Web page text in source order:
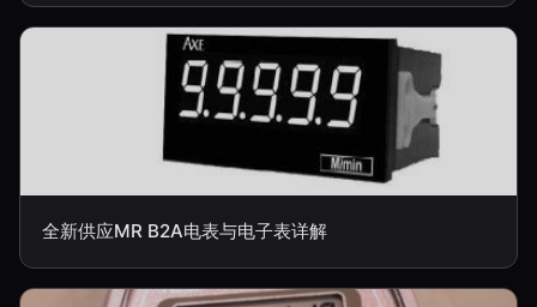
全新供应MR B2A电表与电子表详解